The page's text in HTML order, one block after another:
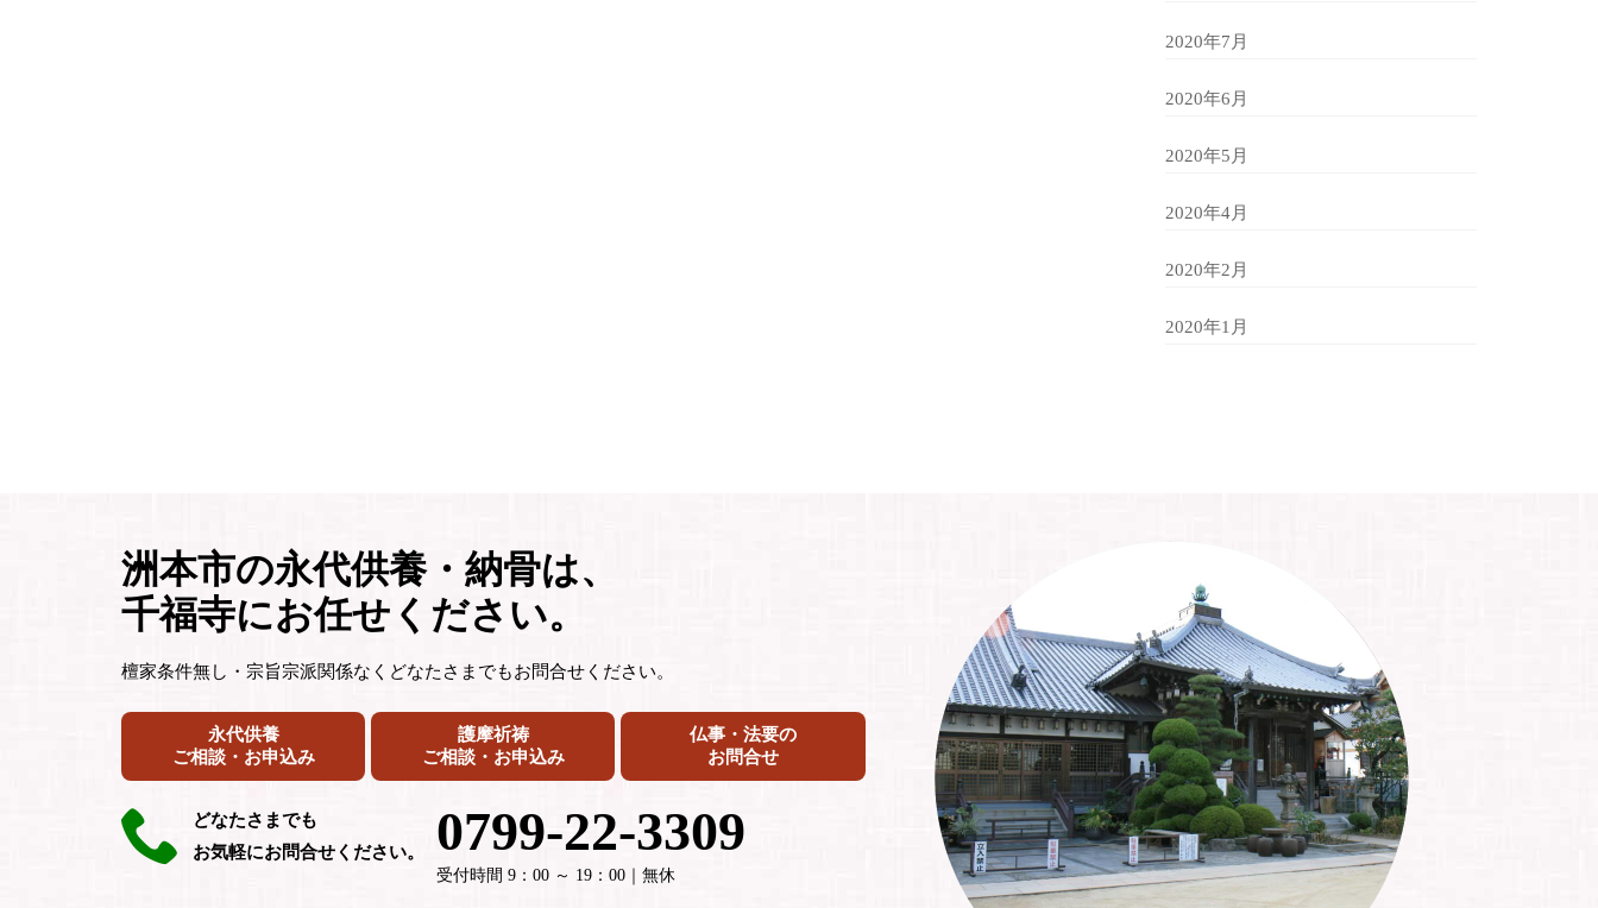
2020年7月
2020年6月
2020年5月
2020年4月
2020年2月
2020年1月
洲本市の永代供養・納骨は、
千福寺にお任せください。
檀家条件無し・宗旨宗派関係なくどなたさまでもお問合せください。
永代供養
ご相談・お申込み
護摩祈祷
ご相談・お申込み
仏事・法要の
お問合せ
どなたさまでも
お気軽にお問合せください。
0799-22-3309
受付時間 9：00 ～ 19：00｜無休